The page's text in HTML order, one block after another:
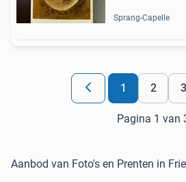
Sprang-Capelle
1 2 3
Pagina 1 van
Aanbod van Foto's en Prenten in